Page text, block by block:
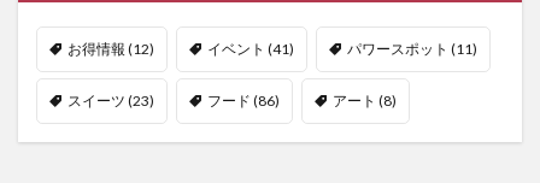
お得情報 (12) イベント (41) パワースポット (11)
スイーツ (23) フード (86) アート (8)